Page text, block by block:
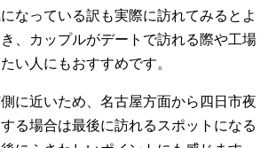
なっている訳も実際に訪れてみるとよ
、カップルがデートで訪れる際や工場
い人にもおすすめです。
に近いため、名古屋方面から四日市夜
る場合は最後に訪れるスポットになる